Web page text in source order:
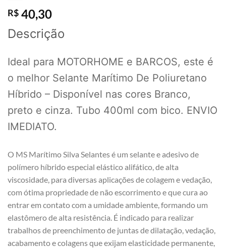
R$ 40,30
Descrição
Ideal para MOTORHOME e BARCOS, este é
o melhor Selante Marítimo De Poliuretano
Híbrido – Disponível nas cores Branco,
preto e cinza. Tubo 400ml com bico. ENVIO
IMEDIATO.
O MS Marítimo Silva Selantes é um selante e adesivo de
polímero híbrido especial elástico alifático, de alta
viscosidade, para diversas aplicações de colagem e vedação,
com ótima propriedade de não escorrimento e que cura ao
entrar em contato com a umidade ambiente, formando um
elastômero de alta resistência. É indicado para realizar
trabalhos de preenchimento de juntas de dilatação, vedação,
acabamento e colagens que exijam elasticidade permanente,